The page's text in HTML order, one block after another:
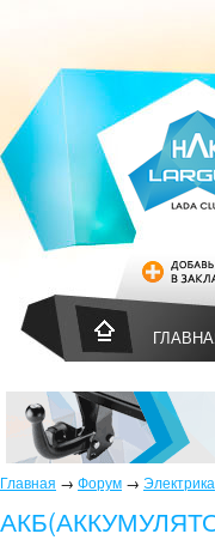
Главная → Форум → Электрика